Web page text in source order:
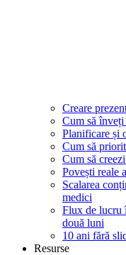
Creare
Cum să
Planificare și
Cum să
Cum să
Povești reale
Scalarea
medici
Flux de lucru
două luni
10 ani fără
Resurse